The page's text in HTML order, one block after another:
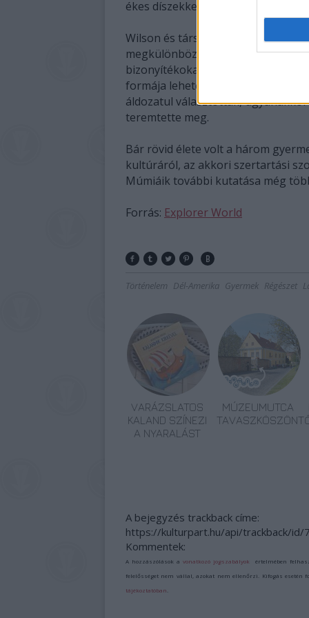
ékes díszekkel sem volt felruházva.
Wilson és társai azt feltételezik,
megkülönböztetett figyelemmel
bizonyítékokat találtak, hogy az
formája lehetett. A családok
áldozatul választották,
teremtette meg.
Bár rövid élete volt a három
kultúráról, az akkori szertartási
Múmiáik további kutatása még
Forrás: Explorer World
Történelem Dél-Amerika Gyermek Régészet
VARÁZSLATOS
KALAND SZÍNEZI
A NYARALÁST
MÚZEUMUTCA
A bejegyzés trackback címe:
https://kulturpart.hu/api/trackback/id/
Kommentek:
A hozzászólások avonatkozó jogszabályok értelmében
felelősséget nem vállal, azokat nem ellenőrzi. Kifogás esetén
tájékoztatóban